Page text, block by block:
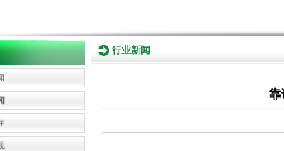
行业新闻
靠